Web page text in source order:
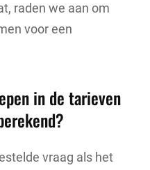
raden we aan om
voor een
in de tarieven
vraag als het